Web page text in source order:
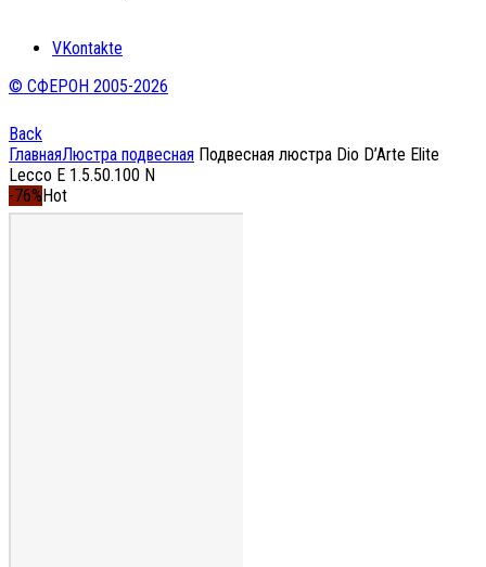
VKontakte
© СФЕРОН 2005-2026
Back
ГлавнаяЛюстра подвесная Подвесная люстра Dio D’Arte Elite
Lecco E 1.5.50.100 N
-76% Hot